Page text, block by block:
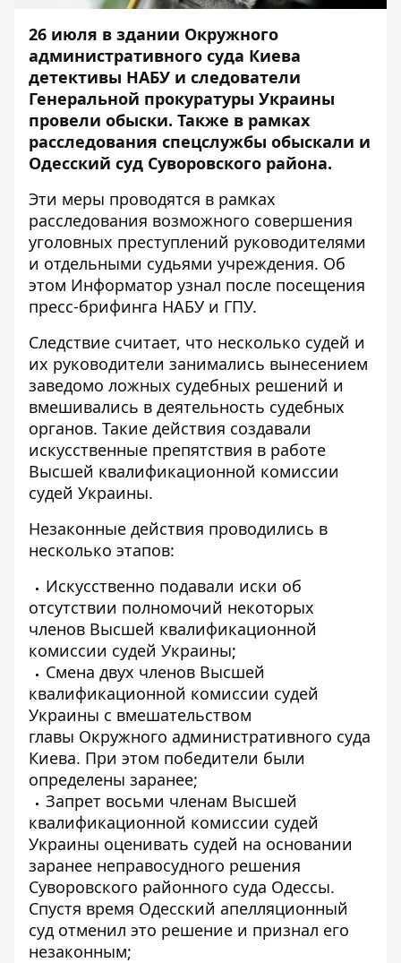
26 июля в здании Окружного
административного суда Киева
детективы НАБУ и следователи
Генеральной прокуратуры Украины
провели обыски. Также в рамках
расследования спецслужбы обыскали и
Одесский суд Суворовского района.
Эти меры проводятся в рамках
расследования возможного совершения
уголовных преступлений руководителями
и отдельными судьями учреждения. Об
этом Информатор узнал после посещения
пресс-брифинга НАБУ и ГПУ.
Следствие считает, что несколько судей и
их руководители занимались вынесением
заведомо ложных судебных решений и
вмешивались в деятельность судебных
органов. Такие действия создавали
искусственные препятствия в работе
Высшей квалификационной комиссии
судей Украины.
Незаконные действия проводились в
несколько этапов:
Искусственно подавали иски об
отсутствии полномочий некоторых
членов Высшей квалификационной
комиссии судей Украины;
Смена двух членов Высшей
квалификационной комиссии судей
Украины с вмешательством
главы Окружного административного суда
Киева. При этом победители были
определены заранее;
Запрет восьми членам Высшей
квалификационной комиссии судей
Украины оценивать судей на основании
заранее неправосудного решения
Суворовского районного суда Одессы.
Спустя время Одесский апелляционный
суд отменил это решение и признал его
незаконным;